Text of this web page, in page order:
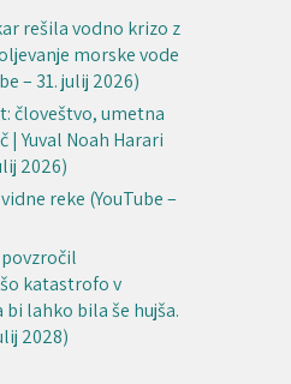
rešila vodno krizo z
morske vode
– 31. julij 2026)
človeštvo, umetna
Yuval Noah Harari
2026)
reke (YouTube –
katastrofo v
bi lahko bila še hujša.
2028)